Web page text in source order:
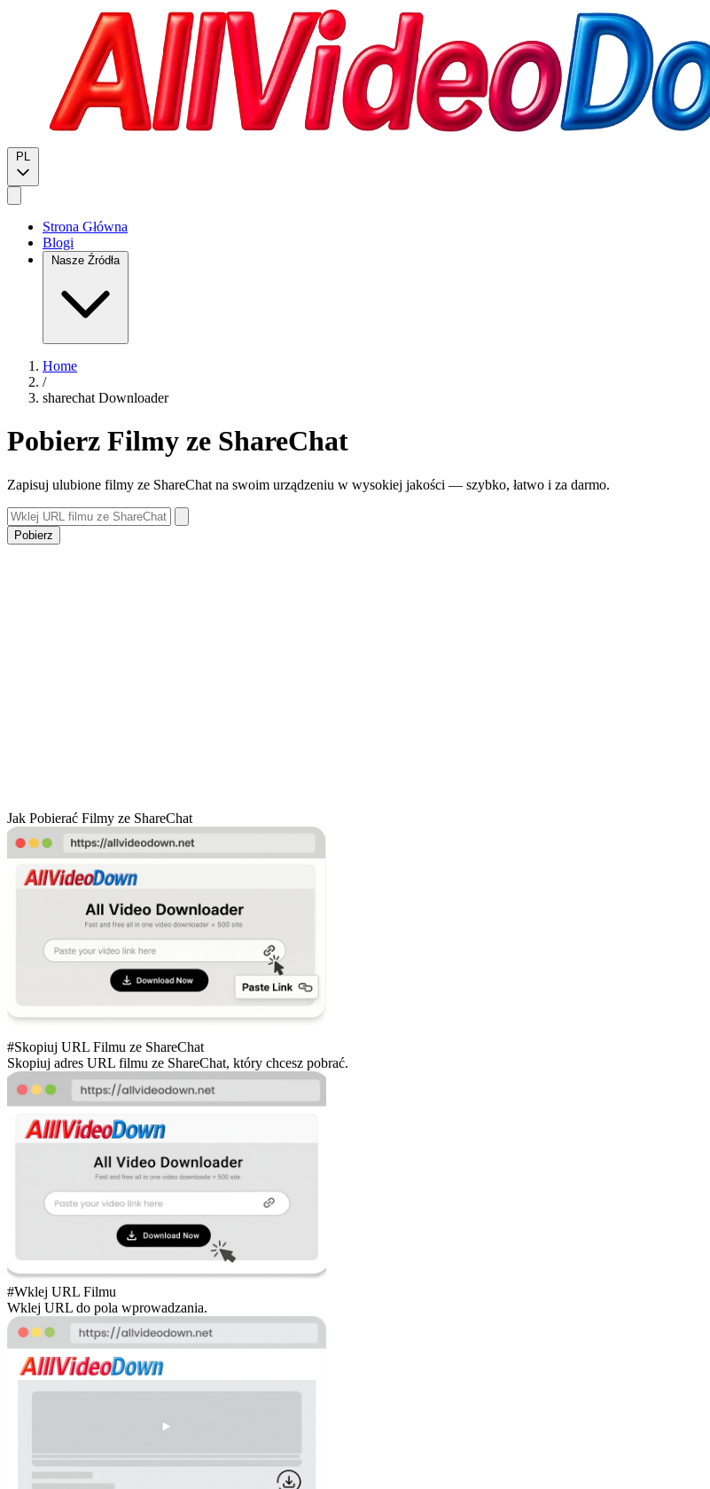
PL
Strona Główna
Blogi
Nasze Źródła
Home
/
sharechat Downloader
Pobierz Filmy ze ShareChat
Zapisuj ulubione filmy ze ShareChat na swoim urządzeniu w wysokiej jakości — szybko, łatwo i za darmo.
Pobierz
Jak Pobierać Filmy ze ShareChat
#Skopiuj URL Filmu ze ShareChat
Skopiuj adres URL filmu ze ShareChat, który chcesz pobrać.
#Wklej URL Filmu
Wklej URL do pola wprowadzania.